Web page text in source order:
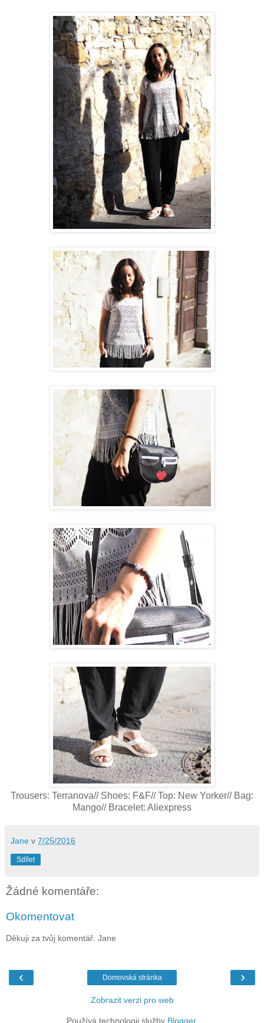
Trousers: Terranova// Shoes: F&F// Top: New Yorker// Bag:
Mango// Bracelet: Aliexpress
Jane v 7/25/2016
Sdílet
Žádné komentáře:
Okomentovat
Děkuji za tvůj komentář. Jane
‹ ›
Domovská stránka
Zobrazit verzi pro web
Používá technologii služby Blogger.